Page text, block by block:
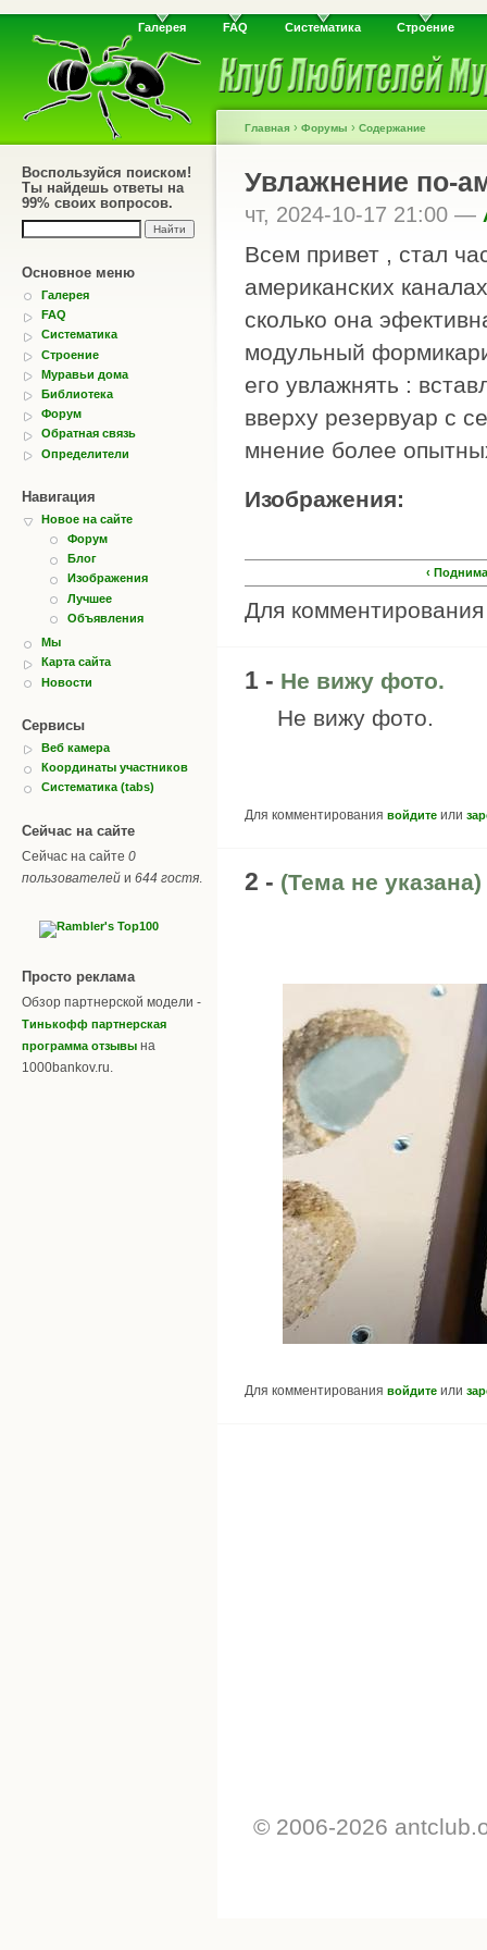
Галерея FAQ Систематика Строение
Воспользуйся поиском!
Ты найдешь ответы на
99% своих вопросов.
Основное меню
Галерея
FAQ
Систематика
Строение
Муравьи дома
Библиотека
Форум
Обратная связь
Определители
Навигация
Новое на сайте
Форум
Блог
Изображения
Лучшее
Объявления
Мы
Карта сайта
Новости
Сервисы
Веб камера
Координаты участников
Систематика (tabs)
Сейчас на сайте
Сейчас на сайте 0
пользователей и 644 гостя
Просто реклама
Обзор партнерской модели -
Тинькофф партнерская
программа отзывы на
1000bankov.ru.
Главная › Форумы › Содержание
Увлажнение по-
чт, 2024-10-17 21:00 —
Всем привет , стал
американских
сколько она
модульный
его увлажнять :
вверху резервуар с
мнение более
Изображения:
‹
Для
1 - Не вижу фото.
Не вижу фото.
Для комментирования войдите или
2 - (Тема не указана)
Для комментирования войдите или
© 2006-2026